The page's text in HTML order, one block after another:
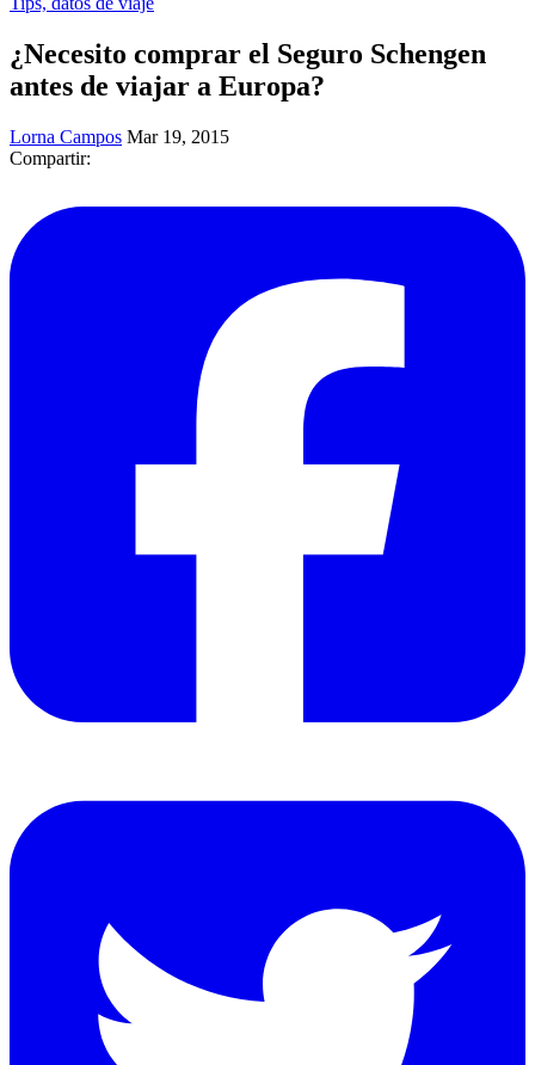
¿Necesito comprar el Seguro Schengen
antes de viajar a Europa?
Lorna Campos Mar 19, 2015
Compartir: